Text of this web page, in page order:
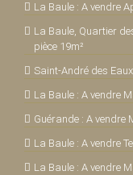
La Baule : A vendre
La Baule, Quartier
pièce 19m²
Saint-André des
La Baule : A vendre
Guérande : A vendre
La Baule : A vendre
La Baule : A vendre